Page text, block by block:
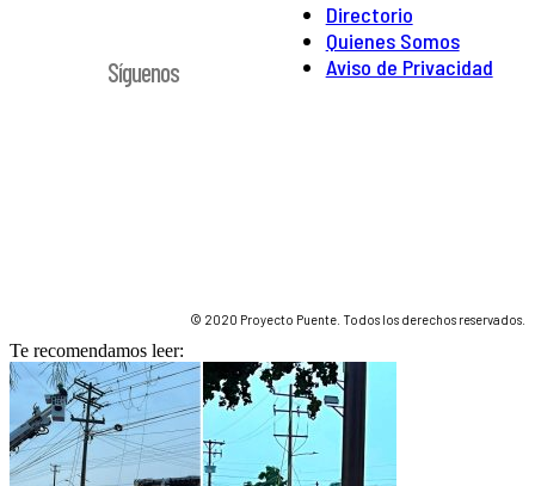
Directorio
Quienes Somos
Aviso de Privacidad
Síguenos
© 2020 Proyecto Puente. Todos los derechos reservados.
Te recomendamos leer: